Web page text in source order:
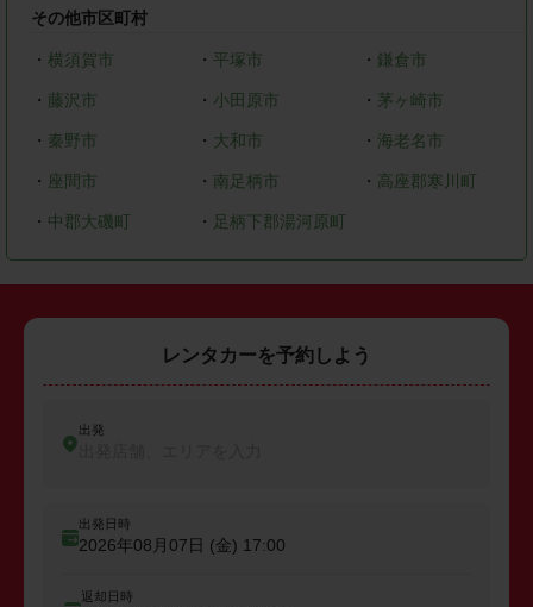
その他市区町村
・ 横須賀市 ・ 平塚市 ・ 鎌倉市
・ 藤沢市 ・ 小田原市 ・ 茅ヶ崎市
・ 秦野市 ・ 大和市 ・ 海老名市
・ 座間市 ・ 南足柄市 ・ 高座郡寒川町
・ 中郡大磯町 ・ 足柄下郡湯河原町
レンタカーを予約しよう
出発
出発日時
2026年08月07日 (金) 17:00
返却日時